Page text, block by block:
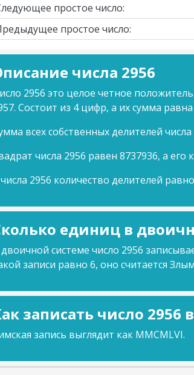
простое число:
простое число:
числа 2956
2956 это целое четное
Состоит из 4 цифр, а их сумма равна
всех собственных делителей
числа 2956 равен 8737936, а его
2956 количество делителей
единиц в
системе число 2956
записи равно 6, оно считается
записать число 2956
запись выглядит как MMCMLVI.